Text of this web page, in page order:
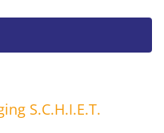
S.C.H.I.E.T.